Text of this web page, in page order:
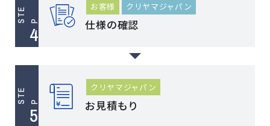
S
T
E P
お客様 クリヤマジャパン
仕様の確認
S
T
E P
クリヤマジャパン
お見積もり